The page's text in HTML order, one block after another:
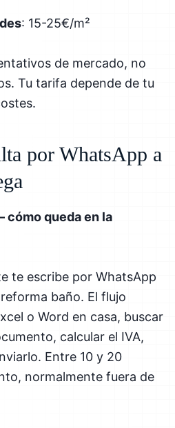
: 15-25€/m²
de mercado, no
Tu tarifa depende de tu
por WhatsApp a
queda en la
te escribe por WhatsApp
baño. El flujo
o Word en casa, buscar
calcular el IVA,
Entre 10 y 20
normalmente fuera de